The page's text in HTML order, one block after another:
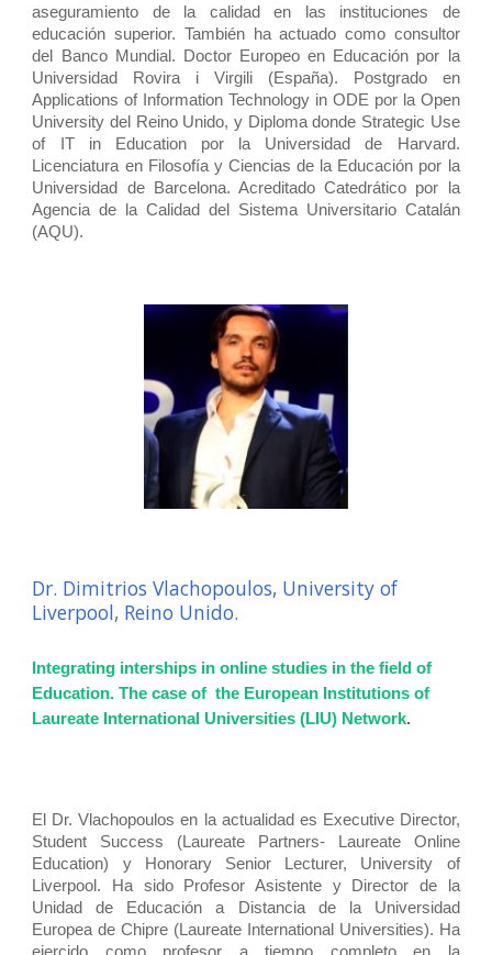
aseguramiento de la calidad en las instituciones de
educación superior. También ha actuado como consultor
del Banco Mundial. Doctor Europeo en Educación por la
Universidad Rovira i Virgili (España). Postgrado en
Applications of Information Technology in ODE por la Open
University del Reino Unido, y Diploma donde Strategic Use
of IT in Education por la Universidad de Harvard.
Licenciatura en Filosofía y Ciencias de la Educación por la
Universidad de Barcelona. Acreditado Catedrático por la
Agencia de la Calidad del Sistema Universitario Catalán
(AQU).
Dr. Dimitrios Vlachopoulos, University of
Liverpool, Reino Unido.
Integrating interships in online studies in the field of
Education. The case of the European Institutions of
Laureate International Universities (LIU) Network.
El Dr. Vlachopoulos en la actualidad es Executive Director,
Student Success (Laureate Partners- Laureate Online
Education) y Honorary Senior Lecturer, University of
Liverpool. Ha sido Profesor Asistente y Director de la
Unidad de Educación a Distancia de la Universidad
Europea de Chipre (Laureate International Universities). Ha